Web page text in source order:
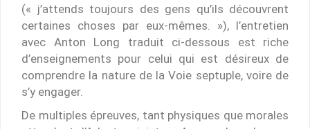
(« j’attends toujours des gens qu’ils découvrent
certaines choses par eux-mêmes. »), l’entretien
avec Anton Long traduit ci-dessous est riche
d’enseignements pour celui qui est désireux de
comprendre la nature de la Voie septuple, voire de
s’y engager.
De multiples épreuves, tant physiques que morales